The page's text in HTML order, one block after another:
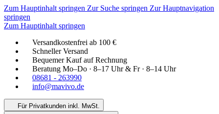
Zum Hauptinhalt springen Zur Suche springen Zur Hauptnavigation
springen
Zum Hauptinhalt springen
Versandkostenfrei ab 100 €
Schneller Versand
Bequemer Kauf auf Rechnung
Beratung Mo–Do · 8–17 Uhr & Fr · 8–14 Uhr
08681 - 263990
info@mavivo.de
Für Privatkunden inkl. MwSt.